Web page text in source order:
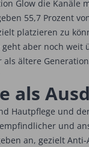
Glow die Kanäle
55,7 Prozent
platzieren zu
geht aber noch
als ältere
als
Hautpflege und
und
an, gezielt